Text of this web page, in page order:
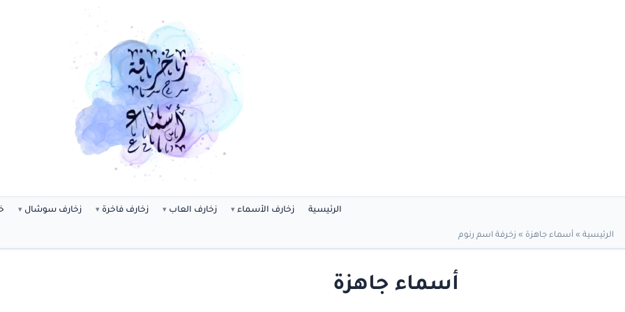
الرئيسية زخارف الأسماء زخارف العاب زخارف فاخرة زخارف سوشال
الرئيسية » أسماء جاهزة » زخرفة اسم رنوم
أسماء جاهزة